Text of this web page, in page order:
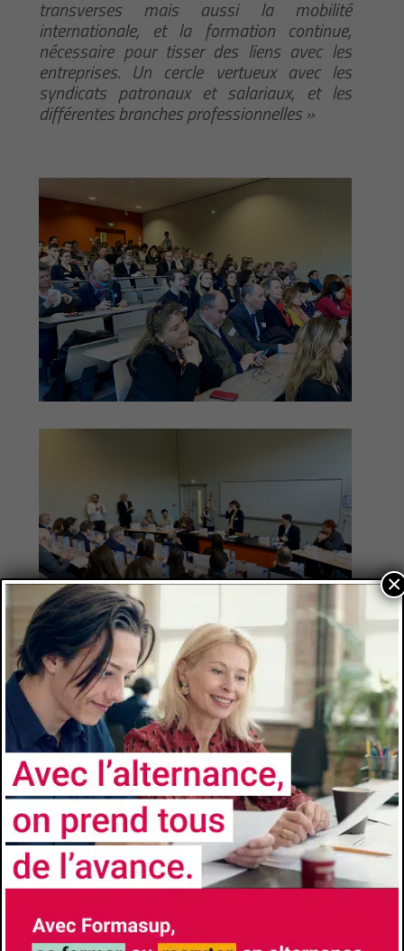
transverses mais aussi la mobilité
internationale, et la formation continue,
nécessaire pour tisser des liens avec les
entreprises. Un cercle vertueux avec les
syndicats patronaux et salariaux, et les
différentes branches professionnelles »
NOSPARTENAIRES
×